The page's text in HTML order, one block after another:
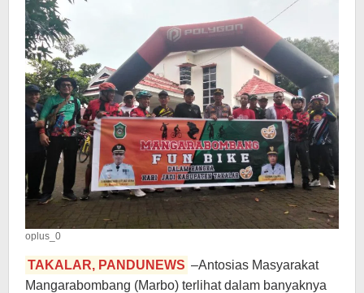
oplus_0
TAKALAR, PANDUNEWS –Antosias Masyarakat
Mangarabombang (Marbo) terlihat dalam banyaknya